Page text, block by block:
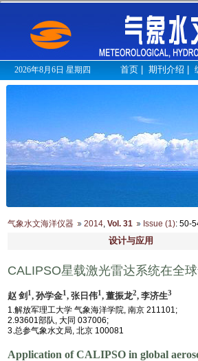
2026年8月6日 星期四 首页 期刊介绍
气象水文海洋仪器 2014, Vol. 31 Issue (1): 50-
设计与应用
CALIPSO星载激光雷达系统在全
赵 剑1, 孙学金1, 张日伟1, 董振龙2, 李济生3
1.解放军理工大学 气象海洋学院, 南京 211101;
2.93601部队, 大同 037006;
3.总参气象水文局, 北京 100081
Application of CALIPSO in global